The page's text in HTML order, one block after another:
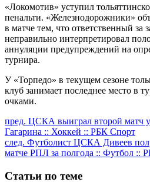
«Локомотив» уступил
пенальти. «Железнодорожники»
в матче тем, что ответственный за
неправильно интерпретировал
аннуляции предупреждений на
турнира.
У «Торпедо» в текущем сезоне
клуб занимает последнее место в
очками.
Продолжить
чтение
пред. ЦСКА выиграл второй матч
Гагарина :: Хоккей :: РБК Спорт
след. Футболист ЦСКА Дивеев
матче РПЛ за полгода :: Футбол ::
Статьи по теме